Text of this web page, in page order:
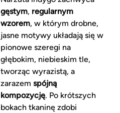
gęstym, regularnym
wzorem, w którym drobne,
jasne motywy układają się w
pionowe szeregi na
głębokim, niebieskim tle,
tworząc wyrazistą, a
zarazem spójną
kompozycję. Po krótszych
bokach tkaninę zdobi